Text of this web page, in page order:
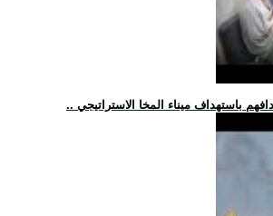
باستهداف ميناء المخا الاستراتيجي